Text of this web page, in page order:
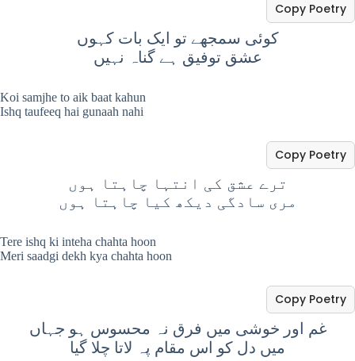
کوئی سمجھے تو ایک بات کہوں
عشق توفیق ہے گناہ نہیں
Copy Poetry
Koi samjhe to aik baat kahun
Ishq taufeeq hai gunaah nahi
ترے عشق کی انتہا چاہتا ہوں
مری سادگی دیکھ کیا چاہتا ہوں
Copy Poetry
Tere ishq ki inteha chahta hoon
Meri saadgi dekh kya chahta hoon
غم اور خوشی میں فرق نہ محسوس ہو جہاں
میں دل کو اس مقام پہ لاتا چلا گیا
Copy Poetry